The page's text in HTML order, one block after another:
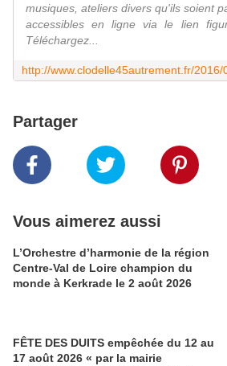
musiques, ateliers divers qu'ils soient
accessibles en ligne via le lien
Téléchargez...
Partager
Vous aimerez aussi
L’Orchestre d’harmonie de la région
Centre-Val de Loire champion du
monde à Kerkrade le 2 août 2026
FÊTE DES DUITS empêchée du 12 au
17 août 2026 « par la mairie